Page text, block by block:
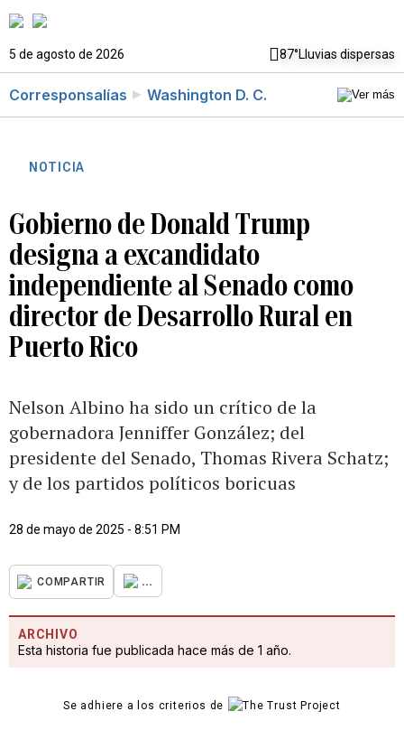
5 de agosto de 2026 87°Lluvias dispersas
Corresponsalías Washington D. C.
NOTICIA
Gobierno de Donald Trump
designa a excandidato
independiente al Senado como
director de Desarrollo Rural en
Puerto Rico
Nelson Albino ha sido un crítico de la
gobernadora Jenniffer González; del
presidente del Senado, Thomas Rivera Schatz;
y de los partidos políticos boricuas
28 de mayo de 2025 - 8:51 PM
COMPARTIR ...
ARCHIVO
Esta historia fue publicada hace más de 1 año.
Se adhiere a los criterios de